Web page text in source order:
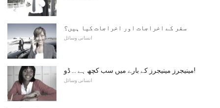
سفر کے اخراجات اور اخراجات کیا ہیں؟
انسانی وسائل
مینیجرز مینیجرز کے بارے میں سب کچھ ہے ... ڈو!
انسانی وسائل